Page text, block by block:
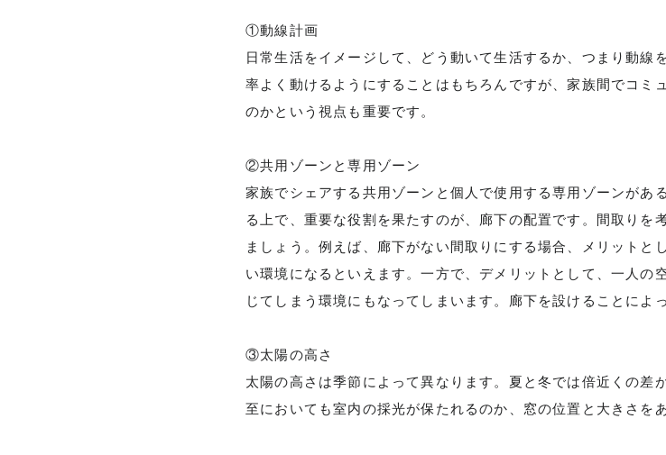
①動線計画
日常生活をイメージして、どう動いて生活するか、つまり動線
率よく動けるようにすることはもちろんですが、家族間でコミ
のかという視点も重要です。
②共用ゾーンと専用ゾーン
家族でシェアする共用ゾーンと個人で使用する専用ゾーンがあ
る上で、重要な役割を果たすのが、廊下の配置です。間取りを
ましょう。例えば、廊下がない間取りにする場合、メリットと
い環境になるといえます。一方で、デメリットとして、一人の
じてしまう環境にもなってしまいます。廊下を設けることによ
③太陽の高さ
太陽の高さは季節によって異なります。夏と冬では倍近くの差
至においても室内の採光が保たれるのか、窓の位置と大きさを
NEWS お知らせ
MODEL HOUSE モデルハウスの
CONTACT